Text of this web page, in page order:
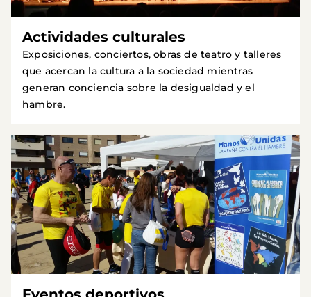
Actividades culturales
Exposiciones, conciertos, obras de teatro y talleres
que acercan la cultura a la sociedad mientras
generan conciencia sobre la desigualdad y el
hambre.